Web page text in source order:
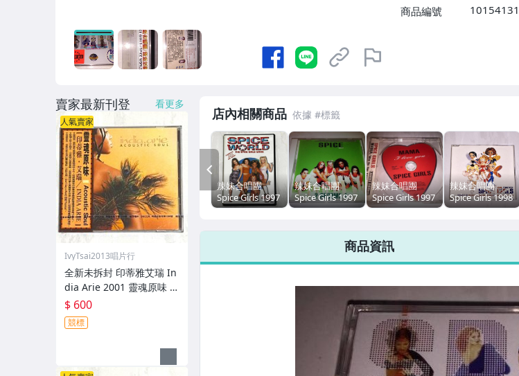
商品編號
店內相關商品
辣妹合唱團
Spice Girls 1997
辣妹電影天旋地
The Movie / 美
辣妹合唱團
Spice Girls 1997
2 Become 1 [ 西
Spanish ] 美國
版 五首歌單曲
辣妹合唱團
Spice Girls 1997
Mama / Who
You Are - EMI 歐
洲限量版心形 三
首歌單曲 CD
辣妹合唱團
Spice Girls 1998
Viva Forever -
四首歌影音單曲
PREV
商品資訊
賣家最新刊登 看更多
人氣賣家
IvyTsai2013唱片行
全新未拆封 印蒂雅艾瑞 In
dia Arie 2001 靈魂原味 A
coustic Soul / 福茂唱片
台灣版專輯 CD / 附側標 歌
詞 環狀封條
$ 600
競標